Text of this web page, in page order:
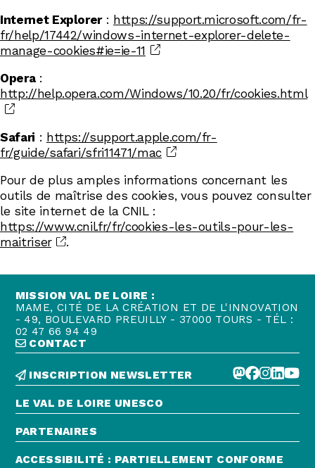
Internet Explorer: https://support.microsoft.com/fr-
fr/help/17442/windows-internet-explorer-delete-
manage-cookies#ie=ie-11
Opera:
http://help.opera.com/Windows/10.20/fr/cookies.html
Safari : https://support.apple.com/fr-
fr/guide/safari/sfri11471/mac
Pour de plus amples informations concernant les
outils de maîtrise des cookies, vous pouvez consulter
le site internet de la CNIL :
https://www.cnil.fr/fr/cookies-les-outils-pour-les-
maitriser
.
MISSION VAL DE LOIRE :
MAME, CITÉ DE LA CRÉATION ET DE L'INNOVATION
- 49, BOULEVARD PREUILLY - 37000 TOURS - TÉL :
02 47 66 94 49
CONTACT
INSCRIPTION NEWSLETTER
LE VAL DE LOIRE UNESCO
PARTENAIRES
ACCESSIBILITÉ : PARTIELLEMENT CONFORME